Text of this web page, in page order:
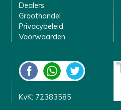
Dealers
Groothandel
Privacybeleid
Voorwaarden
KvK: 72383585